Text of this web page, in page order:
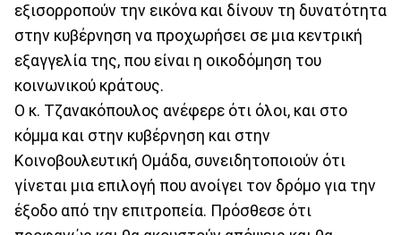
εξισορροπούν την εικόνα και δίνουν τη δυνατότητα
στην κυβέρνηση να προχωρήσει σε μια κεντρική
εξαγγελία της, που είναι η οικοδόμηση του
κοινωνικού κράτους.
Ο κ. Τζανακόπουλος ανέφερε ότι όλοι, και στο
κόμμα και στην κυβέρνηση και στην
Κοινοβουλευτική Ομάδα, συνειδητοποιούν ότι
γίνεται μια επιλογή που ανοίγει τον δρόμο για την
έξοδο από την επιτροπεία. Πρόσθεσε ότι